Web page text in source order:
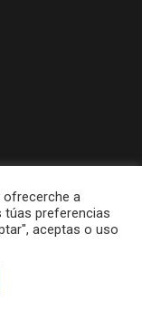
ofrecerche a
túas preferencias
aceptas o uso